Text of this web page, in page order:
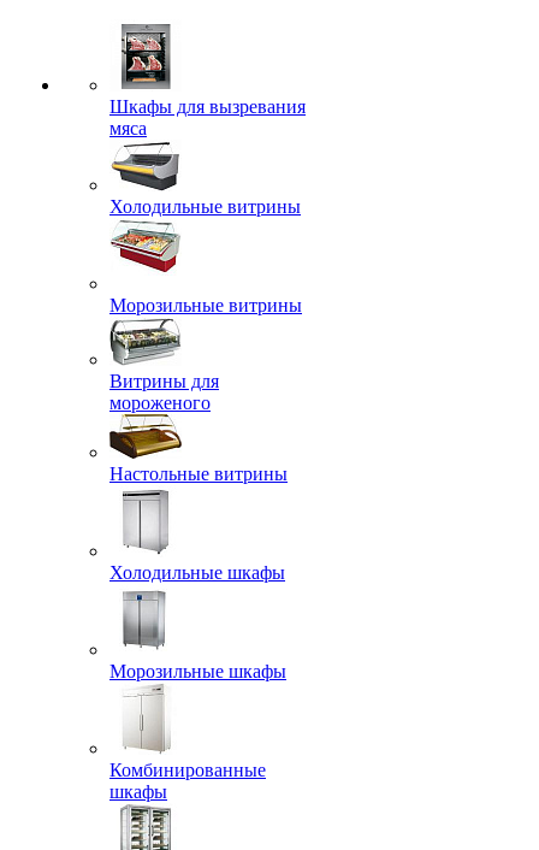
Шкафы для вызревания
мяса
Холодильные витрины
Морозильные витрины
Витрины для
мороженого
Настольные витрины
Холодильные шкафы
Морозильные шкафы
Комбинированные
шкафы